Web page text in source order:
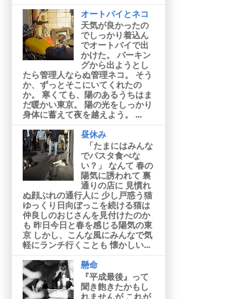
オートバイとネコ
天気が良かったの
でしっかり着込ん
でオートバイで出
かけた。 パーキン
グから出ようとし
たら管理人ならぬ管理ネコ。 そう
か、ずっとそこにいてくれたの
か。 寒くても、陽のあるうちはま
だ暖かい東京。 陽の光をしっかり
身体に蓄えて夜を越えよう。 ...
昼休み
「たまにはみんな
でパスタ食べな
い？」 なんて 春の
陽気に誘われて 裏
通りの店に 見慣れ
ぬ顔ぶれの通行人に 少し戸惑う猫
ゆっくり日向ぼっこを続ける猫は
仲良しのおじさんを見付けたのか
も 昨日今日と春を感じる陽気の東
京 しかし、こんな風にみんなで気
軽にランチ行くことも 懐かしい...
懸命
『平成最後』って
聞き飽きたかもし
れませんが これが